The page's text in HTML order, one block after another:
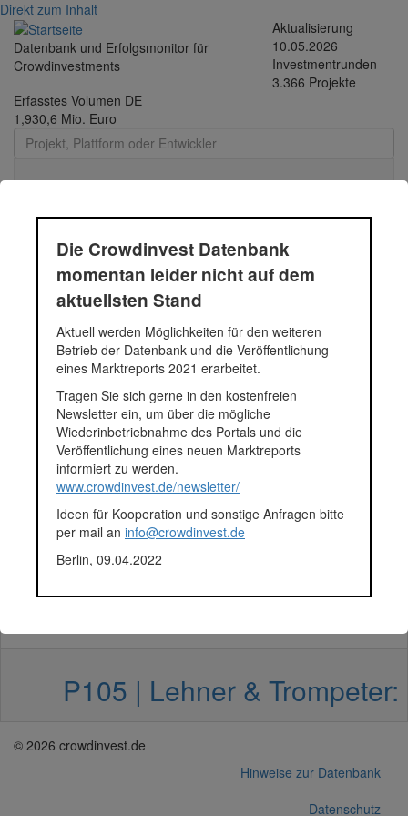
Direkt zum Inhalt
Datenbank und Erfolgsmonitor für
Crowdinvestments
Aktualisierung
10.05.2026
Investmentrunden
3.366 Projekte
Erfasstes Volumen DE
1,930,6 Mio. Euro
Toggle
Lehner & Trompeter
Projekt
P239 | Lehner&Trompeter:
P180 | L&T: Wohnpark
P114 | Lehner &
P105 | Lehner &
© 2026 crowdinvest.de
Hinweise zur Datenbank
Datenschutz
Die Crowdinvest Datenbank
momentan leider nicht auf dem
aktuellsten Stand
Aktuell werden Möglichkeiten für den weiteren
Betrieb der Datenbank und die Veröffentlichung
eines Marktreports 2021 erarbeitet.
Tragen Sie sich gerne in den kostenfreien
Newsletter ein, um über die mögliche
Wiederinbetriebnahme des Portals und die
Veröffentlichung eines neuen Marktreports
informiert zu werden.
www.crowdinvest.de/newsletter/
Ideen für Kooperation und sonstige Anfragen bitte
per mail an info@crowdinvest.de
Berlin, 09.04.2022